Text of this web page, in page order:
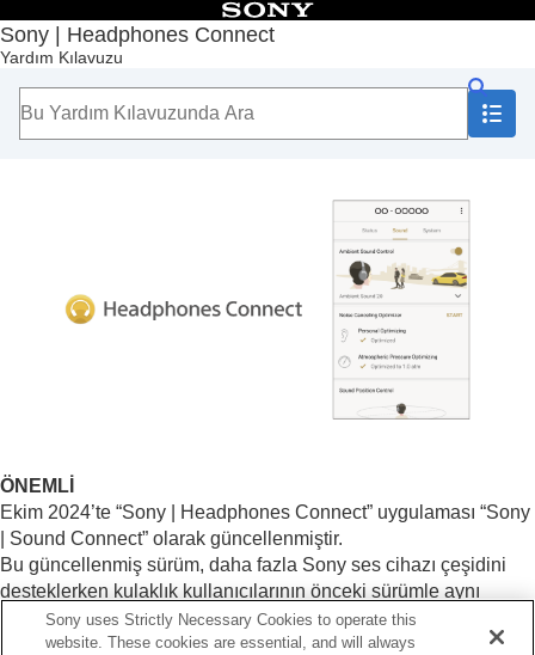
Sony | Headphones Connect
Yardım Kılavuzu
İçindekiler
Başlangıç Sayfası
Başlarken
Kullanım
Önemli bilgi
ÖNEMLİ
Ekim 2024’te “Sony | Headphones Connect” uygulaması “Sony
| Sound Connect” olarak güncellenmiştir.
Bu güncellenmiş sürüm, daha fazla Sony ses cihazı çeşidini
desteklerken kulaklık kullanıcılarının önceki sürümle aynı
özelliklerin ve işlevlerin keyfini çıkarmalarını sağlamaktadır.
Sony | Sound Connect” (önceden “Sony | Headphones
Sony uses Strictly Necessary Cookies to operate this
website. These cookies are essential, and will always